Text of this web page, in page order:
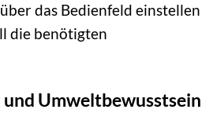
das Bedienfeld einstellen
die benötigten
Umweltbewusstsein